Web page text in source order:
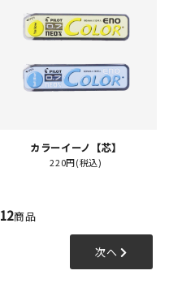
カラーイーノ【芯】
220円(税込)
12商品
次へ